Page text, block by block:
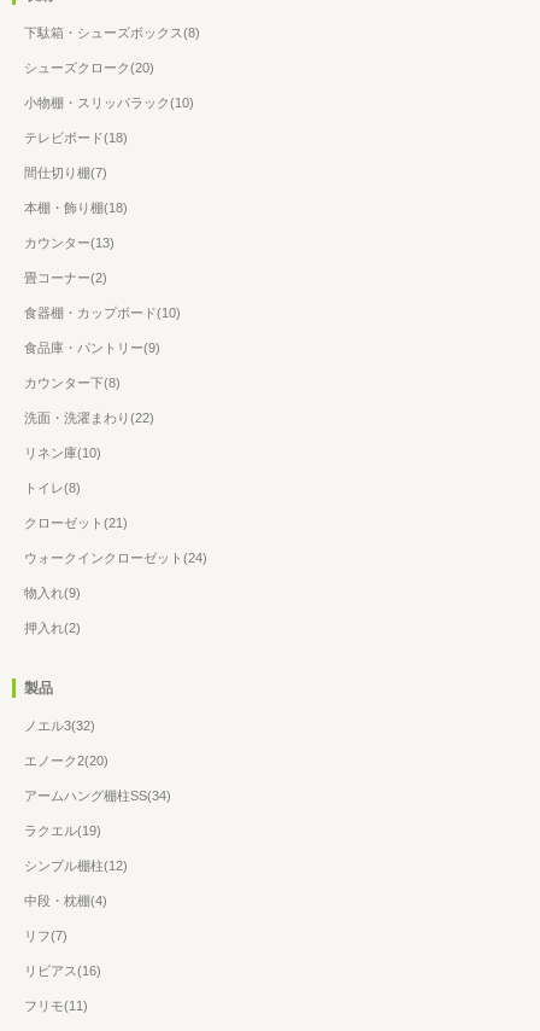
下駄箱・シューズボックス(8)
シューズクローク(20)
小物棚・スリッパラック(10)
テレビボード(18)
間仕切り棚(7)
本棚・飾り棚(18)
カウンター(13)
畳コーナー(2)
食器棚・カップボード(10)
食品庫・パントリー(9)
カウンター下(8)
洗面・洗濯まわり(22)
リネン庫(10)
トイレ(8)
クローゼット(21)
ウォークインクローゼット(24)
物入れ(9)
押入れ(2)
製品
ノエル3(32)
エノーク2(20)
アームハング棚柱SS(34)
ラクエル(19)
シンプル棚柱(12)
中段・枕棚(4)
リフ(7)
リビアス(16)
フリモ(11)